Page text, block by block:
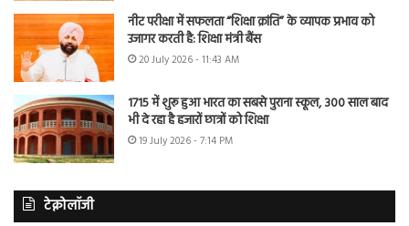
नीट परीक्षा में सफलता “शिक्षा क्रांति” के व्यापक प्रभाव को
उजागर करती है: शिक्षा मंत्री बैंस
20 July 2026 - 11:43 AM
1715 में शुरू हुआ भारत का सबसे पुराना स्कूल, 300 साल बाद
भी दे रहा है हजारों छात्रों को शिक्षा
19 July 2026 - 7:14 PM
टेक्नोलॉजी